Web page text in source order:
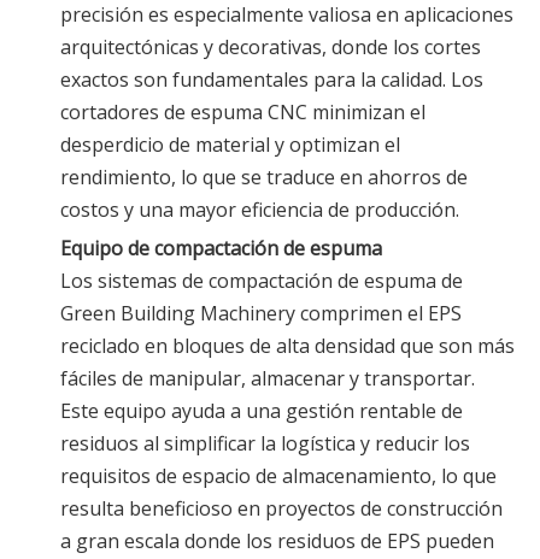
precisión es especialmente valiosa en aplicaciones
arquitectónicas y decorativas, donde los cortes
exactos son fundamentales para la calidad. Los
cortadores de espuma CNC minimizan el
desperdicio de material y optimizan el
rendimiento, lo que se traduce en ahorros de
costos y una mayor eficiencia de producción.
Equipo de compactación de espuma
Los sistemas de compactación de espuma de
Green Building Machinery comprimen el EPS
reciclado en bloques de alta densidad que son más
fáciles de manipular, almacenar y transportar.
Este equipo ayuda a una gestión rentable de
residuos al simplificar la logística y reducir los
requisitos de espacio de almacenamiento, lo que
resulta beneficioso en proyectos de construcción
a gran escala donde los residuos de EPS pueden